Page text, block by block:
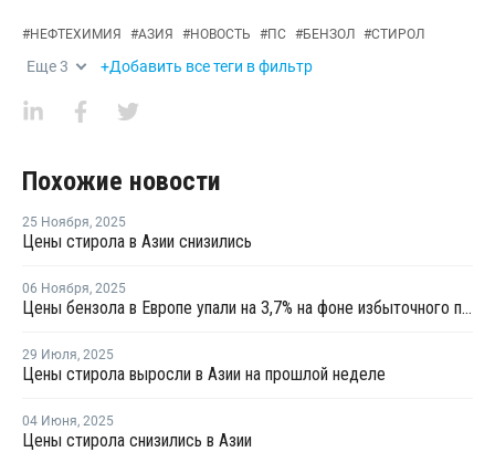
#НЕФТЕХИМИЯ #АЗИЯ #НОВОСТЬ #ПС #БЕНЗОЛ #СТИРОЛ
Еще3 +Добавить все теги в фильтр
Похожие новости
25 Ноября, 2025
Цены стирола в Азии снизились
06 Ноября, 2025
Цены бензола в Европе упали на 3,7% на фоне избыточного предложения и слабого спроса
29 Июля, 2025
Цены стирола выросли в Азии на прошлой неделе
04 Июня, 2025
Цены стирола снизились в Азии